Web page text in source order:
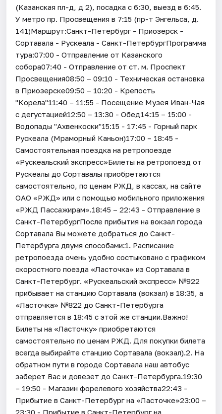
(Казанская пл-д, д 2), посадка с 6:30, выезд в 6:45.
У метро пр. Просвещения в 7:15 (пр-т Энгельса, д.
141)Маршрут:Санкт-Петербург - Приозерск -
Сортавала - Рускеала - Санкт-ПетербургПрограмма
тура:07:00 - Отправление от Казанского
собора07:40 - Отправление от ст. м. Проспект
Просвещения08:50 – 09:10 - Техническая остановка
в Приозерске09:50 – 10:20 - Крепость
"Корела"11:40 – 11:55 - Посещение Музея Иван-Чая
с дегустацией12:50 – 13:30 - Обед14:15 – 15:00 -
Водопады "Ахвенкоски"15:15 - 17:45 - Горный парк
Рускеала (Мраморный Каньон)17:00 – 18:45 -
Самостоятельная поездка на ретропоезде
«Рускеальский экспресс»Билеты на ретропоезд от
Рускеалы до Сортавалы приобретаются
самостоятельно, по ценам РЖД, в кассах, на сайте
ОАО «РЖД» или с помощью мобильного приложения
«РЖД Пассажирам».18:45 – 22:43 - Отправление в
Санкт-ПетербургПосле прибытия на вокзал города
Сортавала Вы можете добраться до Санкт-
Петербурга двумя способами:1. Расписание
ретропоезда очень удобно состыковано с графиком
скоростного поезда «Ласточка» из Сортавала в
Санкт-Петербург. «Рускеальский экспресс» №922
прибывает на станцию Сортавала (вокзал) в 18:35, а
«Ласточка» №822 до Санкт-Петербурга
отправляется в 18:45 с этой же станции.Важно!
Билеты на «Ласточку» приобретаются
самостоятельно по ценам РЖД. Для покупки билета
всегда выбирайте станцию Сортавала (вокзал).2. На
обратном пути в городе Сортавала наш автобус
заберет Вас и довезет до Санкт-Петербурга.19:30
– 19:50 - Магазин форелевого хозяйства22:43 -
Прибытие в Санкт-Петербург на «Ласточке»23:00 –
23:30 - Прибытие в Санкт-Петербург на